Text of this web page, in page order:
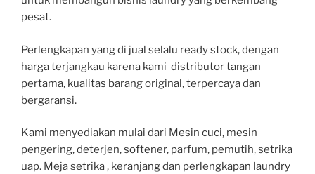
pesat.
Perlengkapan yang di jual selalu ready stock, dengan
harga terjangkau karena kami distributor tangan
pertama, kualitas barang original, terpercaya dan
bergaransi.
Kami menyediakan mulai dari Mesin cuci, mesin
pengering, deterjen, softener, parfum, pemutih, setrika
uap. Meja setrika , keranjang dan perlengkapan laundry